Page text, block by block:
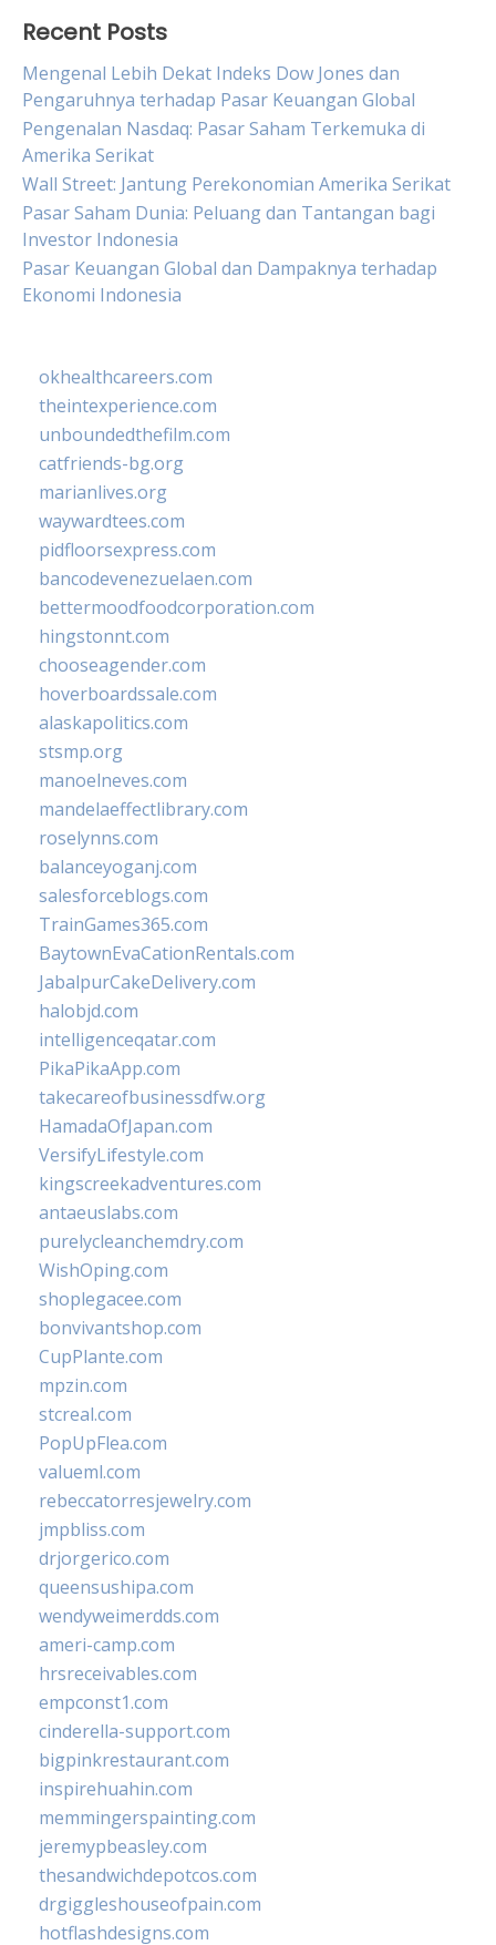
Recent Posts
Mengenal Lebih Dekat Indeks Dow Jones dan
Pengaruhnya terhadap Pasar Keuangan Global
Pengenalan Nasdaq: Pasar Saham Terkemuka di
Amerika Serikat
Wall Street: Jantung Perekonomian Amerika Serikat
Pasar Saham Dunia: Peluang dan Tantangan bagi
Investor Indonesia
Pasar Keuangan Global dan Dampaknya terhadap
Ekonomi Indonesia
okhealthcareers.com
theintexperience.com
unboundedthefilm.com
catfriends-bg.org
marianlives.org
waywardtees.com
pidfloorsexpress.com
bancodevenezuelaen.com
bettermoodfoodcorporation.com
hingstonnt.com
chooseagender.com
hoverboardssale.com
alaskapolitics.com
stsmp.org
manoelneves.com
mandelaeffectlibrary.com
roselynns.com
balanceyoganj.com
salesforceblogs.com
TrainGames365.com
BaytownEvaCationRentals.com
JabalpurCakeDelivery.com
halobjd.com
intelligenceqatar.com
PikaPikaApp.com
takecareofbusinessdfw.org
HamadaOfJapan.com
VersifyLifestyle.com
kingscreekadventures.com
antaeuslabs.com
purelycleanchemdry.com
WishOping.com
shoplegacee.com
bonvivantshop.com
CupPlante.com
mpzin.com
stcreal.com
PopUpFlea.com
valueml.com
rebeccatorresjewelry.com
jmpbliss.com
drjorgerico.com
queensushipa.com
wendyweimerdds.com
ameri-camp.com
hrsreceivables.com
empconst1.com
cinderella-support.com
bigpinkrestaurant.com
inspirehuahin.com
memmingerspainting.com
jeremypbeasley.com
thesandwichdepotcos.com
drgiggleshouseofpain.com
hotflashdesigns.com